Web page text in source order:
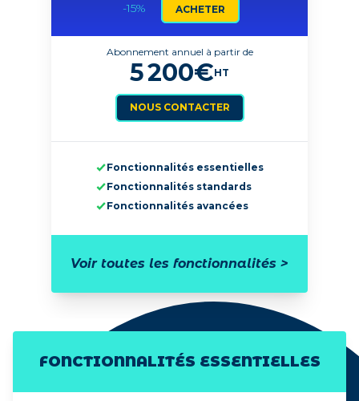
-15% ACHETER
Abonnement annuel à partir de
5 200€HT
NOUS CONTACTER
Fonctionnalités essentielles
Fonctionnalités standards
Fonctionnalités avancées
Voir toutes les fonctionnalités >
FONCTIONNALITÉS ESSENTIELLES